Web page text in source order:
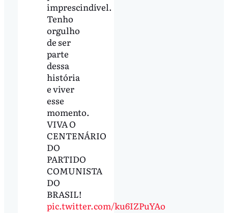
imprescindível.
Tenho
orgulho
de ser
parte
dessa
história
e viver
esse
momento.
VIVA O
CENTENÁRIO
DO
PARTIDO
COMUNISTA
DO
BRASIL!
pic.twitter.com/ku6IZPuYAo